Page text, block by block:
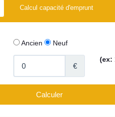
Calcul capacité d'emprunt